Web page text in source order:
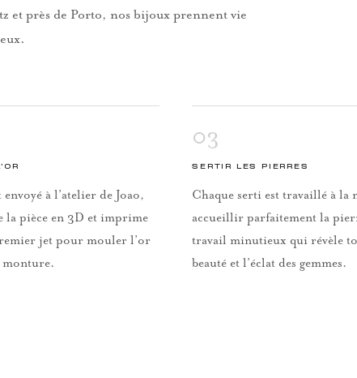
et près de Porto, nos bijoux prennent vie
envoyé à l’atelier de Joao,
la pièce en 3D et imprime
jet pour mouler l’or
03
SERTIR LES PIERRES
Chaque serti est travaillé à la
accueillir parfaitement la
travail minutieux qui révèle
beauté et l’éclat des gemmes.